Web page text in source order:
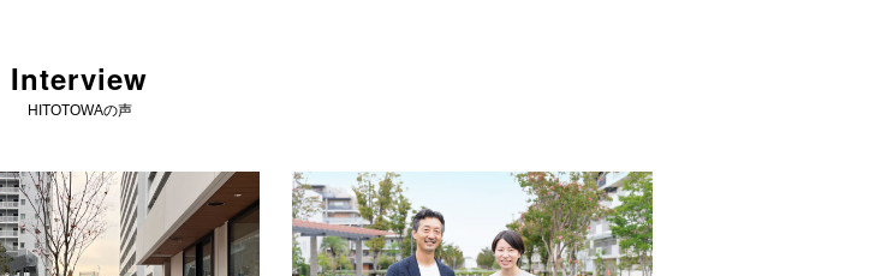
Interview
HITOTOWAの声